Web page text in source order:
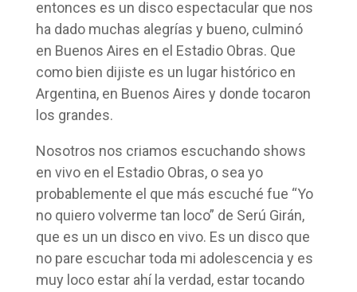
entonces es un disco espectacular que nos
ha dado muchas alegrías y bueno, culminó
en Buenos Aires en el Estadio Obras. Que
como bien dijiste es un lugar histórico en
Argentina, en Buenos Aires y donde tocaron
los grandes.
Nosotros nos criamos escuchando shows
en vivo en el Estadio Obras, o sea yo
probablemente el que más escuché fue “Yo
no quiero volverme tan loco” de Serú Girán,
que es un un disco en vivo. Es un disco que
no pare escuchar toda mi adolescencia y es
muy loco estar ahí la verdad, estar tocando